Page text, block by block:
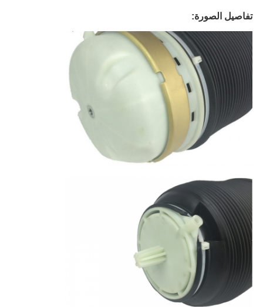
تفاصيل الصورة: